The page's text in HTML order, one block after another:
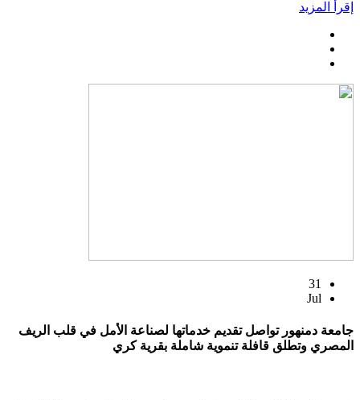
إقرأ المزيد
31
Jul
جامعة دمنهور تواصل تقديم خدماتها لصناعة الأمل في قلب الريف
المصري وتطلق قافلة تنموية شاملة بقرية كري